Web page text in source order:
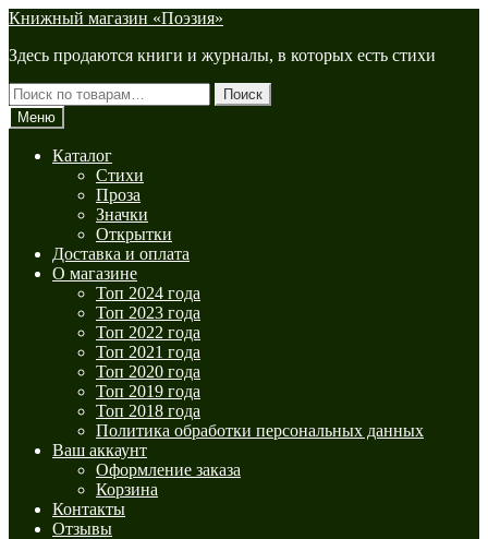
Перейти
навигации
Перейти
содержимому
Книжный магазин «Поэзия»
Здесь продаются книги и журналы, в которых есть стихи
Искать:
Поиск
Меню
Каталог
Стихи
Проза
Значки
Открытки
Доставка и оплата
О магазине
Топ 2024 года
Топ 2023 года
Топ 2022 года
Топ 2021 года
Топ 2020 года
Топ 2019 года
Топ 2018 года
Политика обработки персональных данных
Ваш аккаунт
Оформление заказа
Корзина
Контакты
Отзывы